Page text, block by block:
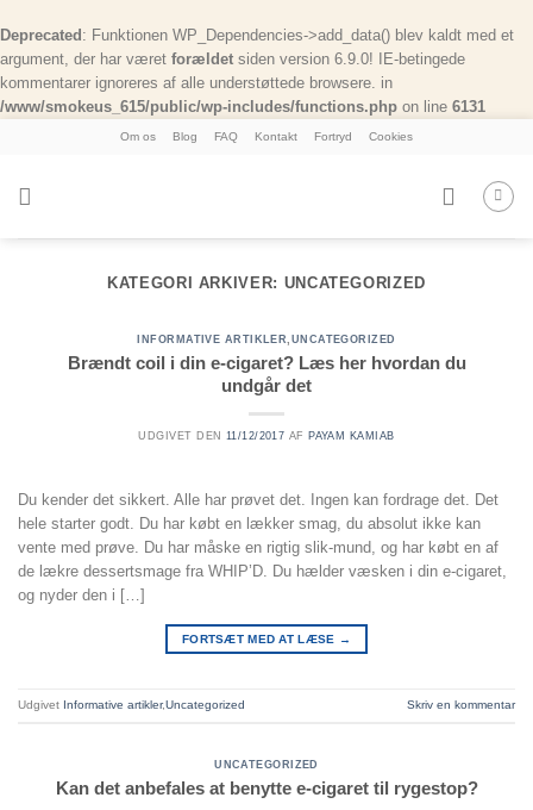
Deprecated : Funktionen WP_Dependencies->add_data() blev kaldt med et
argument, der har været forældet siden version 6.9.0! IE-betingede
kommentarer ignoreres af alle understøttede browsere. in
/www/smokeus_615/public/wp-includes/functions.php on line 6131
Om os Blog FAQ Kontakt Fortryd Cookies
KATEGORI ARKIVER: UNCATEGORIZED
INFORMATIVE ARTIKLER, UNCATEGORIZED
Brændt coil i din e-cigaret? Læs her hvordan du
undgår det
UDGIVET DEN 11/12/2017 AF PAYAM KAMIAB
Du kender det sikkert. Alle har prøvet det. Ingen kan fordrage det. Det
hele starter godt. Du har købt en lækker smag, du absolut ikke kan
vente med prøve. Du har måske en rigtig slik-mund, og har købt en af
de lækre dessertsmage fra WHIP’D. Du hælder væsken i din e-cigaret,
og nyder den i […]
FORTSÆT MED AT LÆSE →
Udgivet Informative artikler,Uncategorized Skriv en kommentar
UNCATEGORIZED
Kan det anbefales at benytte e-cigaret til rygestop?